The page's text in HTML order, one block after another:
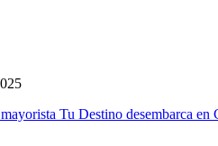
Tu Destino desembarca en